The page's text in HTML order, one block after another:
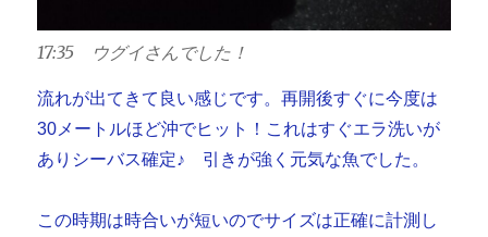
17:35 ウグイさんでした！
流れが出てきて良い感じです。再開後すぐに今度は
30メートルほど沖でヒット！これはすぐエラ洗いが
ありシーバス確定♪ 引きが強く元気な魚でした。
この時期は時合いが短いのでサイズは正確に計測し